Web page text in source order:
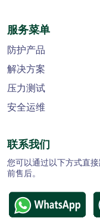
服务菜单
防护产品
解决方案
压力测试
安全运维
联系我们
您可以通过以下方式直
前售后。